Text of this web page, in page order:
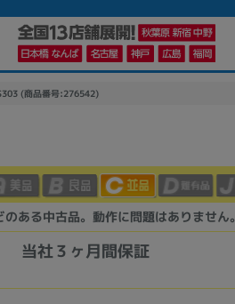
(商品番号:276542)
ある中古品。動作に問題はありません。
当社３ヶ月間保証
検索に切り替える
カテゴリー
商品ジャンルの絞り込み